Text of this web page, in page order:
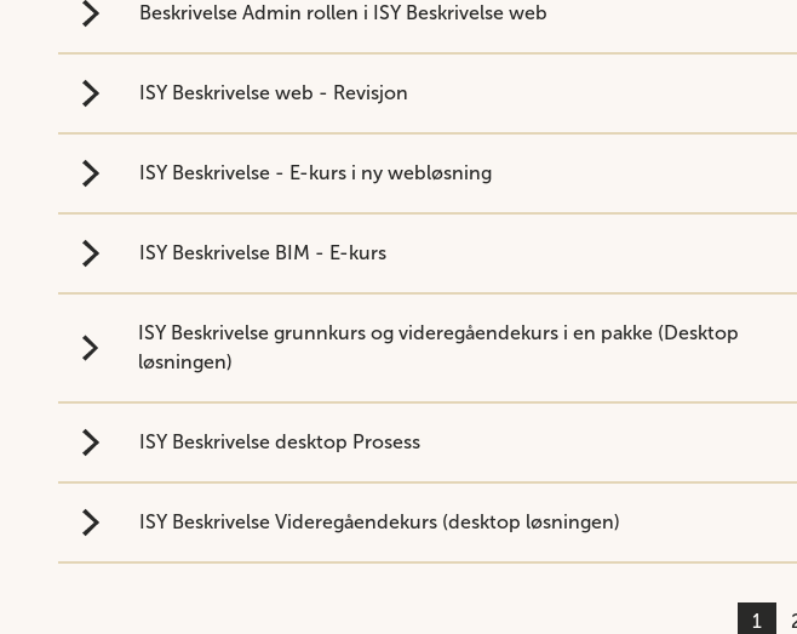
Beskrivelse Admin rollen i ISY Beskrivelse web
ISY Beskrivelse web - Revisjon
ISY Beskrivelse - E-kurs i ny webløsning
ISY Beskrivelse BIM - E-kurs
ISY Beskrivelse grunnkurs og videregåendekurs i en pakke (Desktop
løsningen)
ISY Beskrivelse desktop Prosess
ISY Beskrivelse Videregåendekurs (desktop løsningen)
1